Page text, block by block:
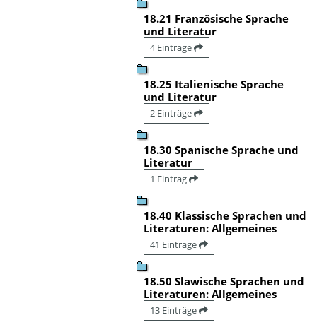
18.21 Französische Sprache
und Literatur
4 Einträge
18.25 Italienische Sprache
und Literatur
2 Einträge
18.30 Spanische Sprache und
Literatur
1 Eintrag
18.40 Klassische Sprachen und
Literaturen: Allgemeines
41 Einträge
18.50 Slawische Sprachen und
Literaturen: Allgemeines
13 Einträge